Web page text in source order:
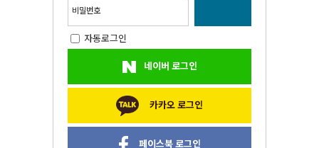
비밀번호
자동로그인
네이버 로그인
카카오 로그인
페이스북 로그인
국비지원 무료교육
BIM 건축설계 및 실내건축설계(캐드(CAD),맥스(MAX),레빗(REVIT))실무자 양성과정
React, Veu 프레임워크 기반 프론트엔드 개발 양성 지원
반응형/웹퍼블리셔/프론트엔드 웹개발자(웹디자인)